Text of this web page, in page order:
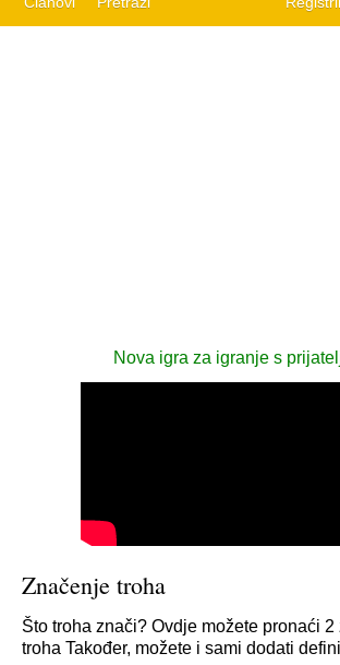
Nova igra za igranje s
Značenje troha
Što troha znači? Ovdje možete pronaći
troha Također, možete i sami dodati